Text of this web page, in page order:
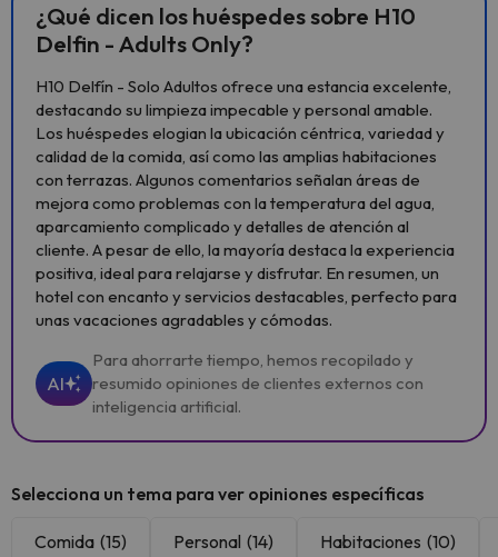
¿Qué dicen los huéspedes sobre H10
Delfin - Adults Only?
H10 Delfín - Solo Adultos ofrece una estancia excelente,
destacando su limpieza impecable y personal amable.
Los huéspedes elogian la ubicación céntrica, variedad y
calidad de la comida, así como las amplias habitaciones
con terrazas. Algunos comentarios señalan áreas de
mejora como problemas con la temperatura del agua,
aparcamiento complicado y detalles de atención al
cliente. A pesar de ello, la mayoría destaca la experiencia
positiva, ideal para relajarse y disfrutar. En resumen, un
hotel con encanto y servicios destacables, perfecto para
unas vacaciones agradables y cómodas.
AI
Para ahorrarte tiempo, hemos recopilado y
resumido opiniones de clientes externos con
inteligencia artificial.
Selecciona un tema para ver opiniones específicas
Comida (15) Personal (14) Habitaciones (10)